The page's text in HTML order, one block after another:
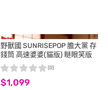
野獸國 SUNRISEPOP 膽大黨 存
錢筒 高速婆婆(貓版) 瞇眼笑版
$1,099
(0)